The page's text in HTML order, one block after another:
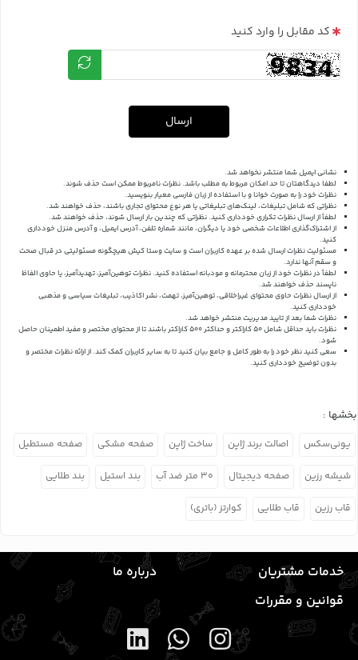
کد مقابل را وارد کنید
ارسال
نشانی ایمیل شما منتشر نخواهد شد.
لطفا دیدگاهتان تا حد امکان مربوط به مطلب باشد. نظرات نامربوط ممکن است حذف شوند.
نظرات خود را به صورت خوانا و با استفاده از زبان فارسی معیار بنویسید.
نظراتی که شامل تبلیغات، لینک‌های تبلیغاتی یا هر نوع محتوای تجاری باشند، حذف خواهند شد.
لطفاً از ارسال نظرات تکراری خودداری کنید. نظراتی که چندین بار ارسال شوند، حذف خواهند شد.
از اشتراک‌گذاری اطلاعات شخصی خود یا دیگران، مانند شماره تلفن، آدرس ایمیل، و آدرس منزل خودداری
کنید.
مسئولیت نظرات ارسال شده بر عهده کاربران است و سایت وستا کیش هیچگونه مسئولیتی در قبال صحت
و سقم آنها ندارد.
لطفاً در نظرات خود از زبان محترمانه و مودبانه استفاده کنید. نظرات توهین‌آمیز، تهدیدآمیز، یا حاوی الفاظ
ناپسند حذف خواهند شد.
از ارسال نظرات حاوی محتوای غیراخلاقی، توهین‌آمیز، تهمت، نشر اکاذیب، تبلیغات سیاسی و مذهبی
خودداری کنید.
نظرات شما بعد از تایید مدیریت منتشر خواهد شد.
نظرات باید حداقل شامل 50 کاراکتر و حداکثر 500 کاراکتر باشند تا از محتوای مختصر و مفید اطمینان حاصل
شود.
سعی کنید نظر خود را به طور کامل و جامع بیان کنید تا به سایر کاربران کمک کند.از ارائه نظرات مختصر و
بدون توضیح خودداری کنید.
بخشها :
یونی‌سکس اصالت برند ژاپن ساخت ژاپن صفحه مشکی صفحه مستطیل
شیشه رزین صفحه دیجیتال ۳۰ متر ضد آب بند استیل بند طلایی
قاب رزین قاب طلایی کوارتز (باتری)
خدمات مشتریان
درباره ما
قوانین و مقررات